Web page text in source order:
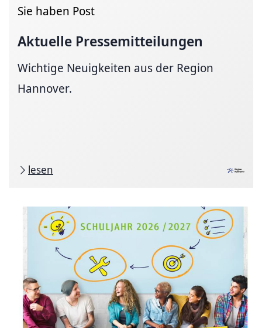
Sie haben Post
Aktuelle Pressemitteilungen
Wichtige Neuigkeiten aus der Region
Hannover.
lesen